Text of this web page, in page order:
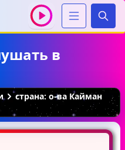
в
страна: о-ва Кайман